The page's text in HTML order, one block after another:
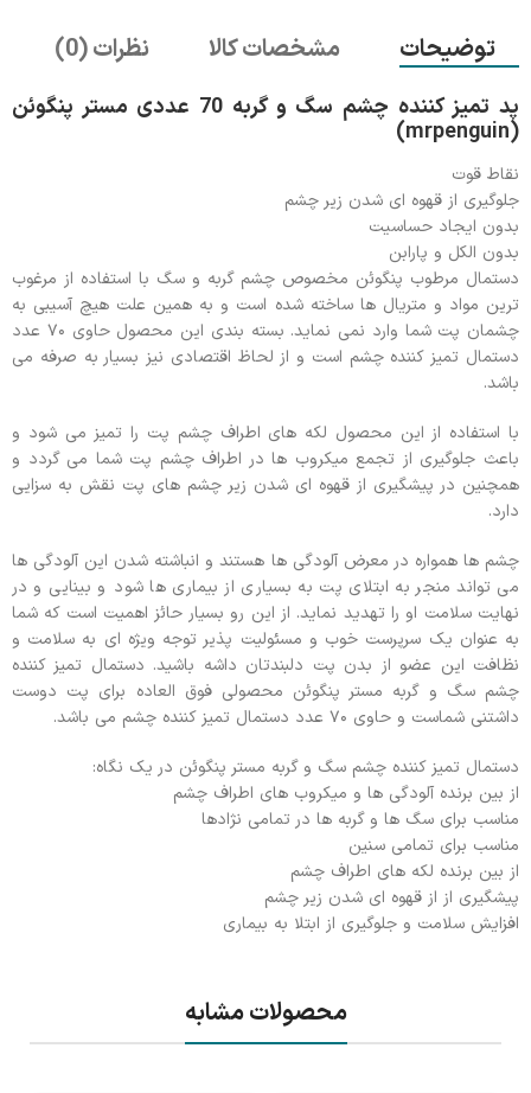
توضیحات مشخصات کالا نظرات (0)
پد تمیز کننده چشم سگ و گربه 70 عددی مستر پنگوئن
(mrpenguin)
نقاط قوت
جلوگیری از قهوه ای شدن زیر چشم
بدون ایجاد حساسیت
بدون الکل و پارابن
دستمال مرطوب پنگوئن مخصوص چشم گربه و سگ با استفاده از مرغوب
ترین مواد و متریال ها ساخته شده است و به همین علت هیچ آسیبی به
چشمان پت شما وارد نمی نماید. بسته بندی این محصول حاوی ۷۰ عدد
دستمال تمیز کننده چشم است و از لحاظ اقتصادی نیز بسیار به صرفه می
باشد.
با استفاده از این محصول لکه های اطراف چشم پت را تمیز می شود و
باعث جلوگیری از تجمع میکروب ها در اطراف چشم پت شما می گردد و
همچنین در پیشگیری از قهوه ای شدن زیر چشم های پت نقش به سزایی
دارد.
چشم ها همواره در معرض آلودگی ها هستند و انباشته شدن این آلودگی ها
می تواند منجر به ابتلای پت به بسیاری از بیماری ها شود و بینایی و در
نهایت سلامت او را تهدید نماید. از این رو بسیار حائز اهمیت است که شما
به عنوان یک سرپرست خوب و مسئولیت پذیر توجه ویژه ای به سلامت و
نظافت این عضو از بدن پت دلبندتان داشه باشید. دستمال تمیز کننده
چشم سگ و گربه مستر پنگوئن محصولی فوق العاده برای پت دوست
داشتنی شماست و حاوی ۷۰ عدد دستمال تمیز کننده چشم می باشد.
دستمال تمیز کننده چشم سگ و گربه مستر پنگوئن در یک نگاه:
از بین برنده آلودگی ها و میکروب های اطراف چشم
مناسب برای سگ ها و گربه ها در تمامی نژادها
مناسب برای تمامی سنین
از بین برنده لکه های اطراف چشم
پیشگیری از از قهوه ای شدن زیر چشم
افزایش سلامت و جلوگیری از ابتلا به بیماری
محصولات مشابه